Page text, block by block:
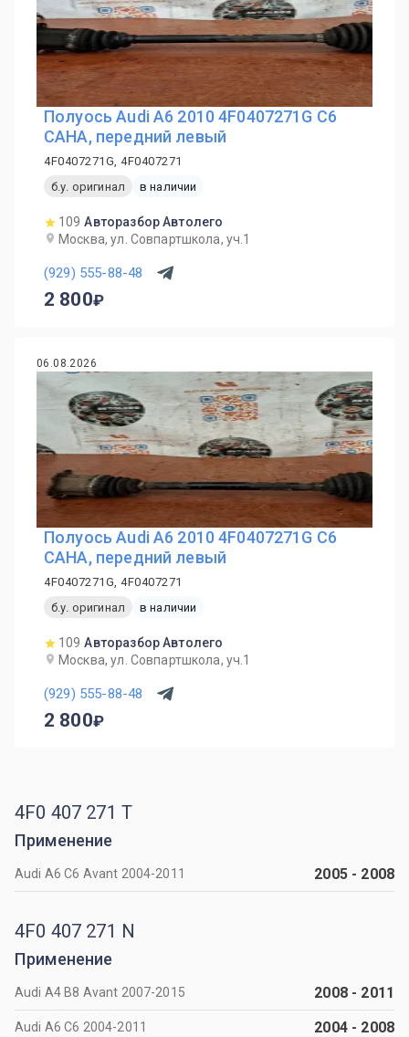
Полуось Audi A6 2010 4F0407271G C6
CAHA, передний левый
4F0407271G, 4F0407271
б.у. оригинал
в наличии
109 Авторазбор Автолего
Москва, ул. Совпартшкола, уч.1
(929) 555-88-48
2 800
06.08.2026
Полуось Audi A6 2010 4F0407271G C6
CAHA, передний левый
4F0407271G, 4F0407271
б.у. оригинал
в наличии
109 Авторазбор Автолего
Москва, ул. Совпартшкола, уч.1
(929) 555-88-48
2 800
4F0 407 271 T
Применение
Audi A6 C6 Avant 2004-2011 2005- 2008
4F0 407 271 N
Применение
Audi A4 B8 Avant 2007-2015 2008- 2011
Audi A6 C6 2004-2011 2004- 2008